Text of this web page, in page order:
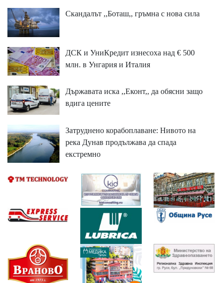
Скандалът ,,Боташ,, гръмна с нова сила
ДСК и УниКредит изнесоха над € 500
млн. в Унгария и Италия
Държавата иска ,,Еконт,, да обясни защо
вдига цените
Затруднено корабоплаване: Нивото на
река Дунав продължава да спада
екстремно